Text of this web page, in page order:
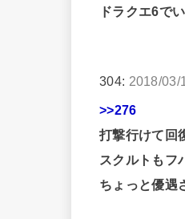
ドラクエ6で
304: 2018/03/
>>276
打撃行けて回
スクルトもフ
ちょっと優遇